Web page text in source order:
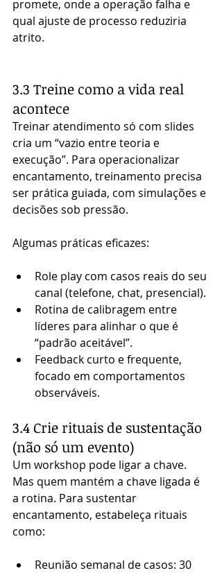
promete, onde a operação falha e
qual ajuste de processo reduziria
atrito.
3.3 Treine como a vida real
acontece
Treinar atendimento só com slides
cria um “vazio entre teoria e
execução”. Para operacionalizar
encantamento, treinamento precisa
ser prática guiada, com simulações e
decisões sob pressão.
Algumas práticas eficazes:
Role play com casos reais do seu
canal (telefone, chat, presencial).
Rotina de calibragem entre
líderes para alinhar o que é
“padrão aceitável”.
Feedback curto e frequente,
focado em comportamentos
observáveis.
3.4 Crie rituais de sustentação
(não só um evento)
Um workshop pode ligar a chave.
Mas quem mantém a chave ligada é
a rotina. Para sustentar
encantamento, estabeleça rituais
como:
Reunião semanal de casos: 30